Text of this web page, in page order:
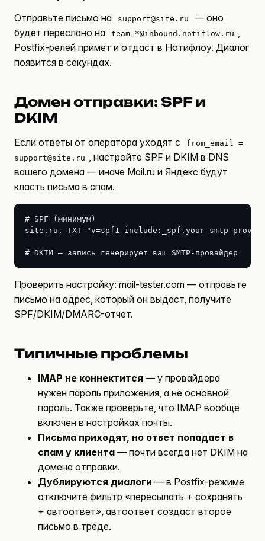
Отправьте письмо на
support@site.ru
— оно
будет переслано на
team-*@inbound.notiflow.ru ,
Postfix-релей примет и отдаст в Нотифлоу. Диалог
появится в секундах.
Домен отправки: SPF и
DKIM
Если ответы от оператора уходят с
from_email =
support@site.ru , настройте SPF и DKIM в DNS
вашего домена — иначе Mail.ru и Яндекс будут
класть письма в спам.
# SPF (минимум)
site.ru. TXT "v=spf1 include:_spf.your-smtp-
# DKIM — запись генерирует ваш SMTP-провайдер
Проверить настройку: mail-tester.com — отправьте
письмо на адрес, который он выдаст, получите
SPF/DKIM/DMARC-отчет.
Типичные проблемы
IMAP не коннектится — у провайдера
нужен пароль приложения, а не основной
пароль. Также проверьте, что IMAP вообще
включен в настройках почты.
Письма приходят, но ответ попадает в
спам у клиента — почти всегда нет DKIM на
домене отправки.
Дублируются диалоги — в Postfix-режиме
отключите фильтр «пересылать + сохранять
+ автоответ», автоответ создаст второе
письмо в треде.